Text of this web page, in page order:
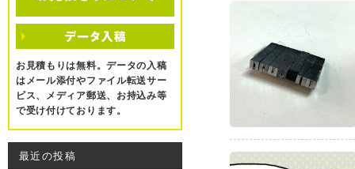
お見積もりは無料。データの入稿
はメール添付やファイル転送サー
ビス、メディア郵送、お持込み等
で受け付けております。
最近の投稿